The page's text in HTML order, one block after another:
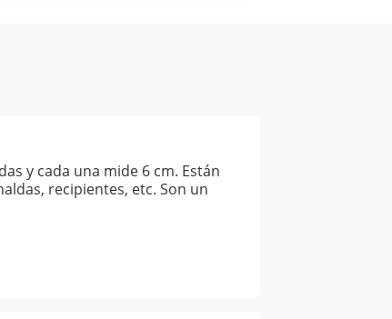
y cada una mide 6 cm. Están
recipientes, etc. Son un